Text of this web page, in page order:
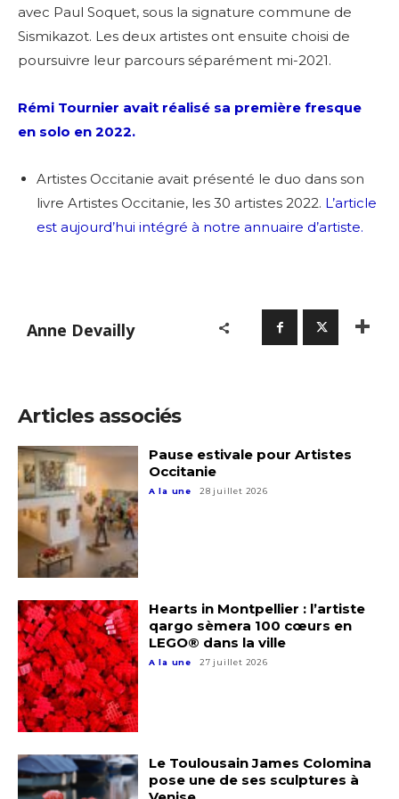
Adresse email*
Nom
Prénom
Adresse email*
avec Paul Soquet, sous la signature commune de
Sismikazot. Les deux artistes ont ensuite choisi de
poursuivre leur parcours séparément mi-2021.
Rémi Tournier avait réalisé sa première fresque
en solo en 2022.
Artistes Occitanie avait présenté le duo dans son
livre Artistes Occitanie, les 30 artistes 2022. L’article
est aujourd’hui intégré à notre annuaire d’artiste.
Anne Devailly
Articles associés
Pause estivale pour Artistes
Occitanie
A la une 28 juillet 2026
Hearts in Montpellier : l’artiste
qargo sèmera 100 cœurs en
LEGO® dans la ville
A la une 27 juillet 2026
Le Toulousain James Colomina
pose une de ses sculptures à